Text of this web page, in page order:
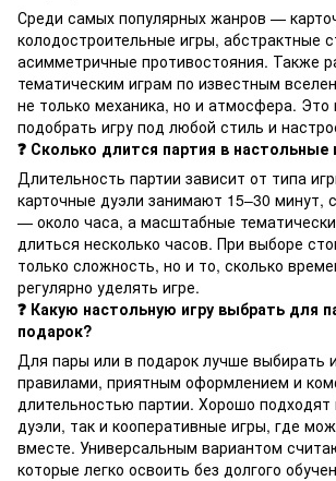
Среди самых популярных жанров —
колодостроительные игры, абстрактные
асимметричные противостояния. Также
тематическим играм по известным
не только механика, но и атмосфера. Это
подобрать игру под любой стиль и
❓ Сколько длится партия в
Длительность партии зависит от типа
карточные дуэли занимают 15–30 минут,
— около часа, а масштабные
длиться несколько часов. При выборе
только сложность, но и то, сколько
регулярно уделять игре.
❓ Какую настольную игру выбрать для
подарок?
Для пары или в подарок лучше выбирать
правилами, приятным оформлением и
длительностью партии. Хорошо подходят
дуэли, так и кооперативные игры, где
вместе. Универсальным вариантом
которые легко освоить без долгого